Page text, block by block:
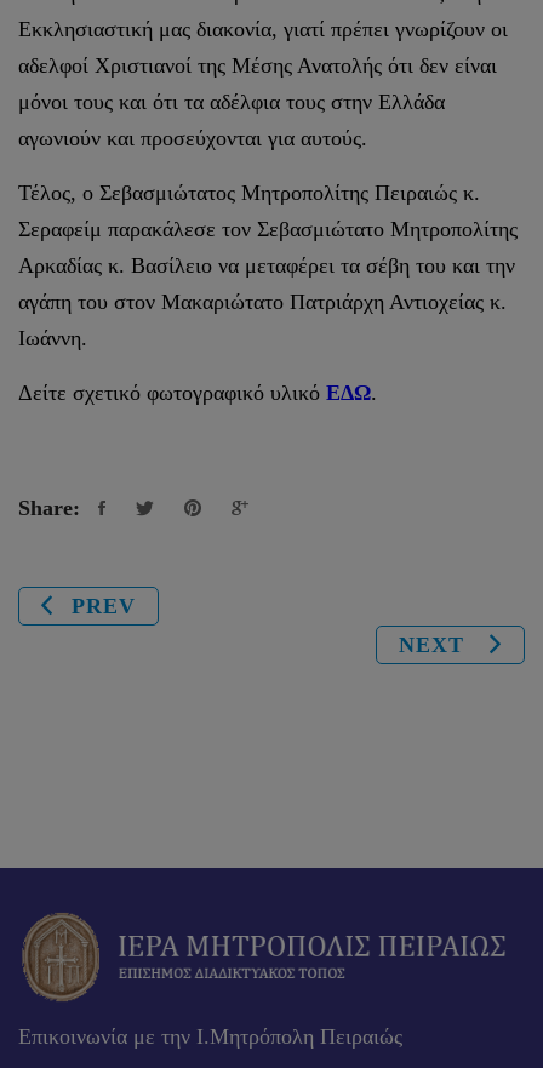
Εκκλησιαστική μας διακονία, γιατί πρέπει γνωρίζουν οι
αδελφοί Χριστιανοί της Μέσης Ανατολής ότι δεν είναι
μόνοι τους και ότι τα αδέλφια τους στην Ελλάδα
αγωνιούν και προσεύχονται για αυτούς.
Τέλος, ο Σεβασμιώτατος Μητροπολίτης Πειραιώς κ.
Σεραφείμ παρακάλεσε τον Σεβασμιώτατο Μητροπολίτης
Αρκαδίας κ. Βασίλειο να μεταφέρει τα σέβη του και την
αγάπη του στον Μακαριώτατο Πατριάρχη Αντιοχείας κ.
Ιωάννη.
Δείτε σχετικό φωτογραφικό υλικό ΕΔΩ.
Share:
PREV
NEXT
Επικοινωνία με την Ι.Μητρόπολη Πειραιώς